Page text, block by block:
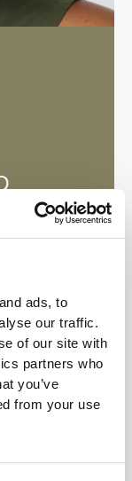
ads, to
our traffic.
of our site with
partners who
you’ve
from your use
ισχυρό